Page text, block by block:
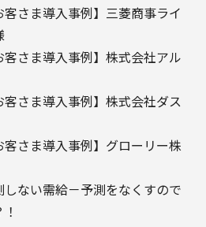
面/電子媒体による搬送もしくは手
利用するにあたり、当社のグループ会
直接ご連絡させていただく場合があり
報を外部へ預託する場合は、適切な
監督します。
】
場合は、当社からのお問い合わせ対
さま導入事例】三菱商事ライ
さま導入事例】株式会社アル
さま導入事例】株式会社ダス
さま導入事例】グローリー株
ない需給－予測をなくすので